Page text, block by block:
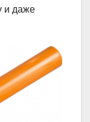
и даже